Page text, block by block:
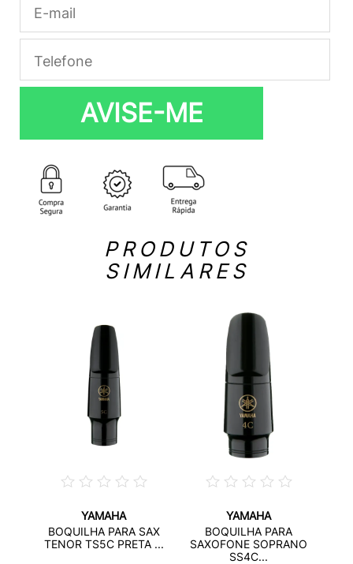
AVISE-ME
PRODUTOS
SIMILARES
YAMAHA
BOQUILHA PARA SAX
TENOR TS5C PRETA ...
YAMAHA
BOQUILHA PARA
SAXOFONE SOPRANO
SS4C...